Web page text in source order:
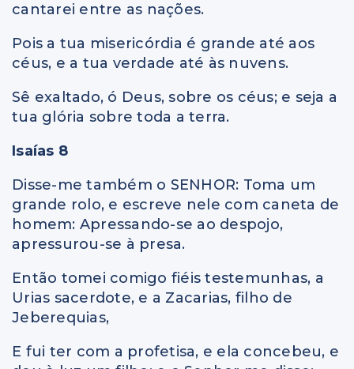
cantarei entre as nações.
Pois a tua misericórdia é grande até aos
céus, e a tua verdade até às nuvens.
Sê exaltado, ó Deus, sobre os céus; e seja a
tua glória sobre toda a terra.
Isaías 8
Disse-me também o SENHOR: Toma um
grande rolo, e escreve nele com caneta de
homem: Apressando-se ao despojo,
apressurou-se à presa.
Então tomei comigo fiéis testemunhas, a
Urias sacerdote, e a Zacarias, filho de
Jeberequias,
E fui ter com a profetisa, e ela concebeu, e